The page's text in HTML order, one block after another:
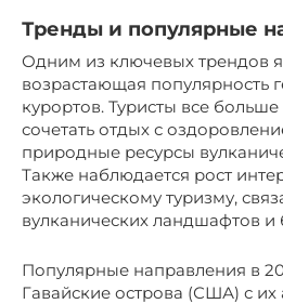
Тренды и популярные
Одним из ключевых трендов
возрастающая популярность
курортов. Туристы все
сочетать отдых с
природные ресурсы
Также наблюдается рост
экологическому туризму,
вулканических ландшафтов
Популярные направления в
Гавайские острова (США) с